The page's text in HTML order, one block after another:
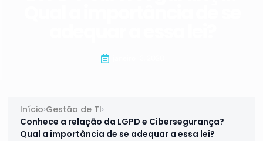
Início›Gestão de TI›
Conhece a relação da LGPD e Cibersegurança?
Qual a importância de se adequar a essa lei?